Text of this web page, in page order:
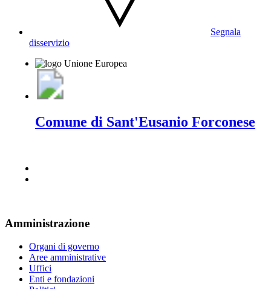
Segnala
disservizio
Comune di Sant'Eusanio Forconese
Amministrazione
Organi di governo
Aree amministrative
Uffici
Enti e fondazioni